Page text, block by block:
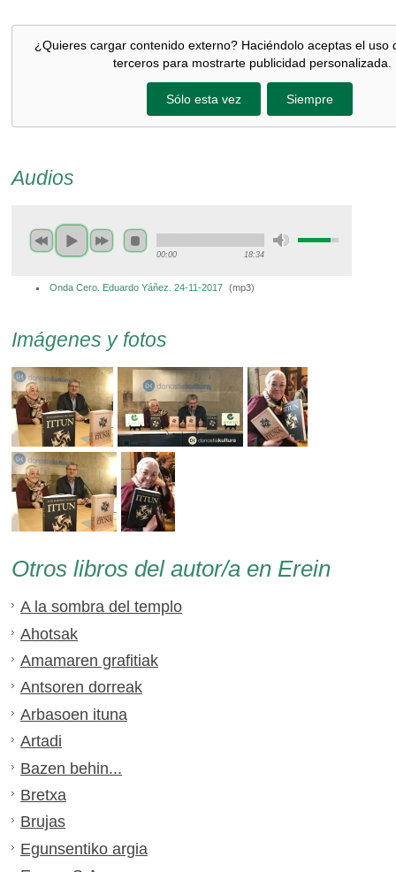
¿Quieres cargar contenido externo? Haciéndolo aceptas el uso
terceros para mostrarte publicidad personalizada.
Sólo esta vez Siempre
Audios
00:00 18:34
Onda Cero. Eduardo Yáñez. 24-11-2017 (mp3)
Imágenes y fotos
Otros libros del autor/a en Erein
A la sombra del templo
Ahotsak
Amamaren grafitiak
Antsoren dorreak
Arbasoen ituna
Artadi
Bazen behin...
Bretxa
Brujas
Egunsentiko argia